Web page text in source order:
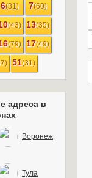
6(31) 7(60)
(43) 13(35)
(79) 17(49)
51(31)
адреса в
Воронеж
Тула